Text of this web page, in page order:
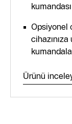
Opsiyonel
Ürünü